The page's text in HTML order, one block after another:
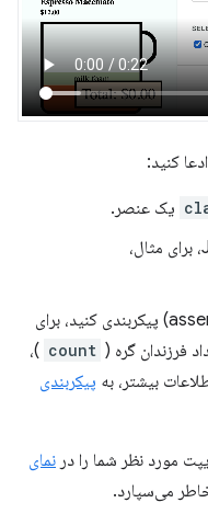
کنید:
یک عنصر.
همچنین می‌توانید مراحلی را برای اثبات (assert) پیکربندی کنید، برای
فرزندان گره ( count )،
بیشتر، به پیکربندی
مورد نظر شما را در نمای
می‌سپارد.